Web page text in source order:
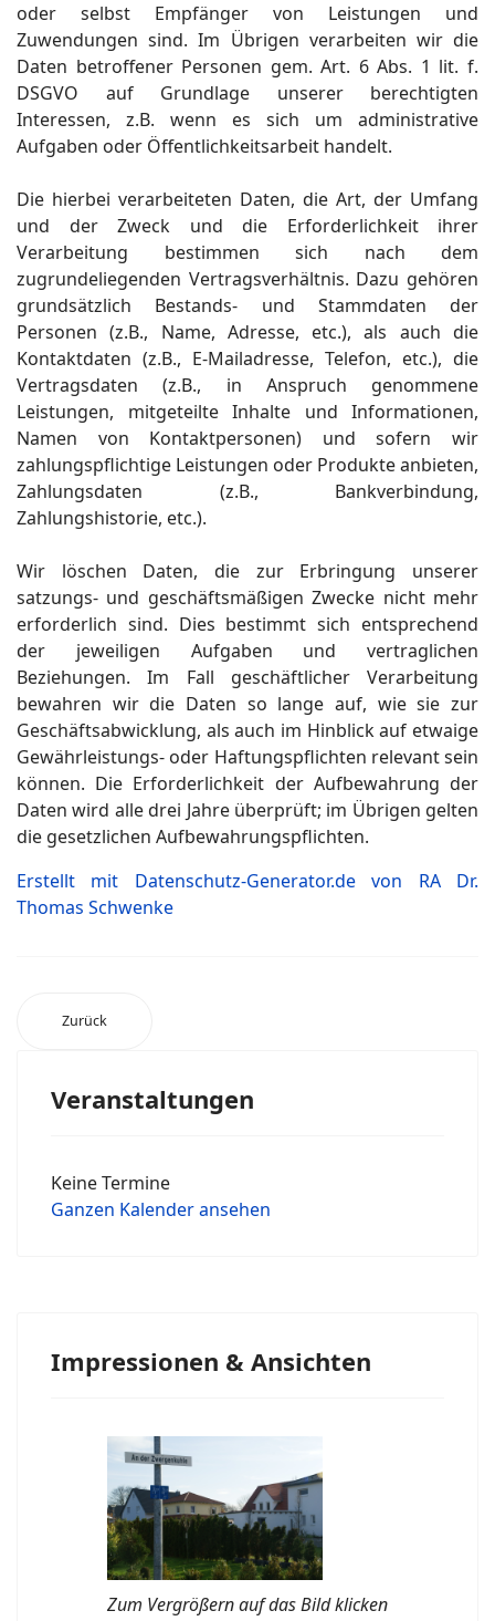
oder selbst Empfänger von Leistungen und
Zuwendungen sind. Im Übrigen verarbeiten wir die
Daten betroffener Personen gem. Art. 6 Abs. 1 lit. f.
DSGVO auf Grundlage unserer berechtigten
Interessen, z.B. wenn es sich um administrative
Aufgaben oder Öffentlichkeitsarbeit handelt.
Die hierbei verarbeiteten Daten, die Art, der Umfang
und der Zweck und die Erforderlichkeit ihrer
Verarbeitung bestimmen sich nach dem
zugrundeliegenden Vertragsverhältnis. Dazu gehören
grundsätzlich Bestands- und Stammdaten der
Personen (z.B., Name, Adresse, etc.), als auch die
Kontaktdaten (z.B., E-Mailadresse, Telefon, etc.), die
Vertragsdaten (z.B., in Anspruch genommene
Leistungen, mitgeteilte Inhalte und Informationen,
Namen von Kontaktpersonen) und sofern wir
zahlungspflichtige Leistungen oder Produkte anbieten,
Zahlungsdaten (z.B., Bankverbindung,
Zahlungshistorie, etc.).
Wir löschen Daten, die zur Erbringung unserer
satzungs- und geschäftsmäßigen Zwecke nicht mehr
erforderlich sind. Dies bestimmt sich entsprechend
der jeweiligen Aufgaben und vertraglichen
Beziehungen. Im Fall geschäftlicher Verarbeitung
bewahren wir die Daten so lange auf, wie sie zur
Geschäftsabwicklung, als auch im Hinblick auf etwaige
Gewährleistungs- oder Haftungspflichten relevant sein
können. Die Erforderlichkeit der Aufbewahrung der
Daten wird alle drei Jahre überprüft; im Übrigen gelten
die gesetzlichen Aufbewahrungspflichten.
Erstellt mit Datenschutz-Generator.de von RA Dr.
Thomas Schwenke
Zurück
Veranstaltungen
Keine Termine
Ganzen Kalender ansehen
Impressionen & Ansichten
Zum Vergrößern auf das Bild klicken